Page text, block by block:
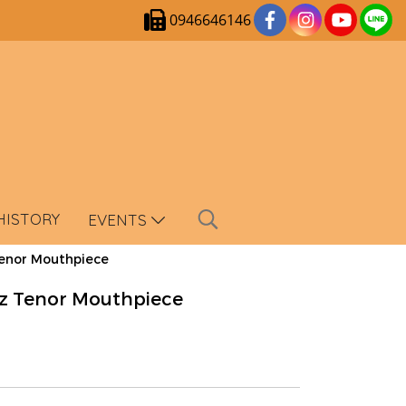
0946646146
EVENTS
Mouthpiece
Tenor Mouthpiece